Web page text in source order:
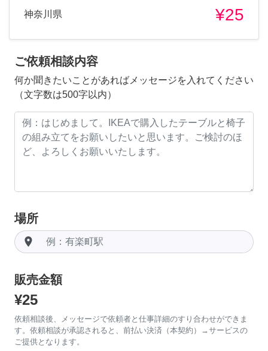
神奈川県 ¥25
ご依頼相談内容
何か聞きたいことがあればメッセージを入れてください
（文字数は500字以内）
場所
room
販売金額
¥25
依頼相談後、メッセージで依頼者と仕事詳細のすり合わせができま
す。依頼相談が承認されると、前払い決済（本契約）→サービスの
ご提供となります。